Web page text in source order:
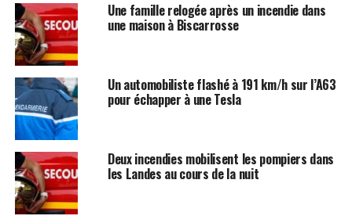
Une famille relogée après un incendie dans
une maison à Biscarrosse
Un automobiliste flashé à 191 km/h sur l’A63
pour échapper à une Tesla
Deux incendies mobilisent les pompiers dans
les Landes au cours de la nuit